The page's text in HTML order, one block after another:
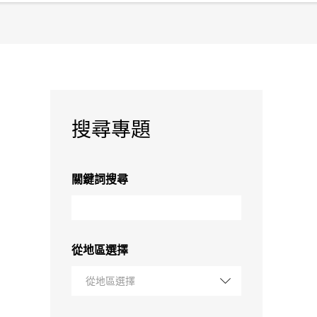
搜尋專題
關鍵詞搜尋
從地區選擇
從地區選擇